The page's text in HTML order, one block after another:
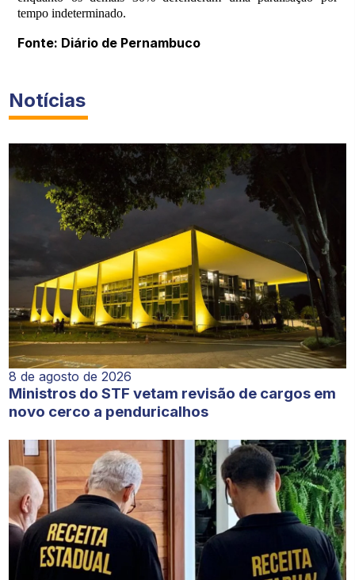
tempo indeterminado.
Fonte: Diário de Pernambuco
Notícias
8 de agosto de 2026
Ministros do STF vetam revisão de cargos em
novo cerco a penduricalhos